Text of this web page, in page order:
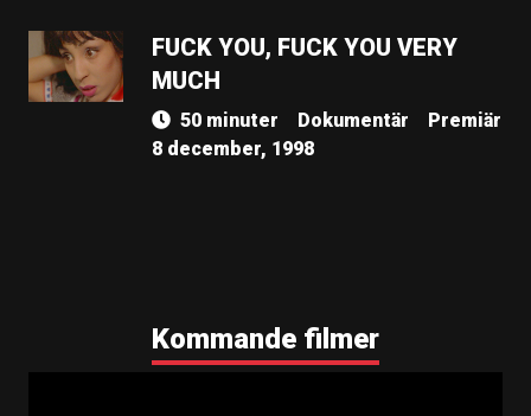
FUCK YOU, FUCK YOU VERY
MUCH
50 minuter Dokumentär
Premiär
8 december, 1998
Kommande filmer